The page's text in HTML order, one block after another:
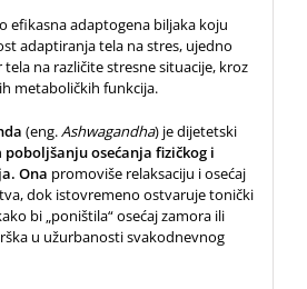
efikasna adaptogena biljaka koju
adaptiranja tela na stres, ujedno
na različite stresne situacije, kroz
metaboličkih funkcija.
(eng.Ashwagandha) je dijetetski
poboljšanju osećanja fizičkog i
Ona promoviše relaksaciju i osećaj
dok istovremeno ostvaruje tonički
bi „poništila“ osećaj zamora ili
u užurbanosti svakodnevnog